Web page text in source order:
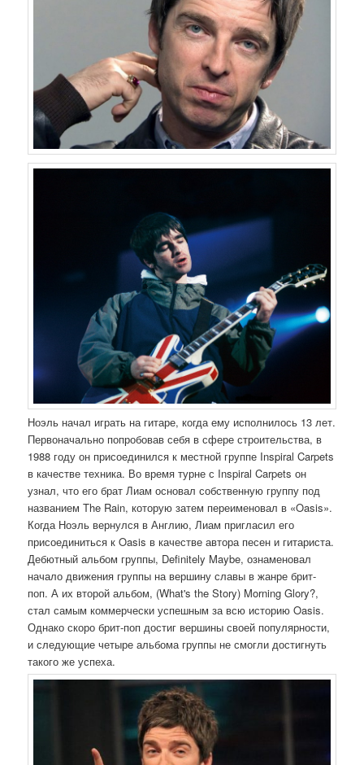
Ноэль начал играть на гитаре, когда ему исполнилось 13 лет.
Первоначально попробовав себя в сфере строительства, в
1988 году он присоединился к местной группе Inspiral Carpets
в качестве техника. Во время турне с Inspiral Carpets он
узнал, что его брат Лиам основал собственную группу под
названием The Rain, которую затем переименовал в «Oasis».
Когда Ноэль вернулся в Англию, Лиам пригласил его
присоединиться к Oasis в качестве автора песен и гитариста.
Дебютный альбом группы, Definitely Maybe, ознаменовал
начало движения группы на вершину славы в жанре брит-
поп. А их второй альбом, (What's the Story) Morning Glory?,
стал самым коммерчески успешным за всю историю Oasis.
Однако скоро брит-поп достиг вершины своей популярности,
и следующие четыре альбома группы не смогли достигнуть
такого же успеха.